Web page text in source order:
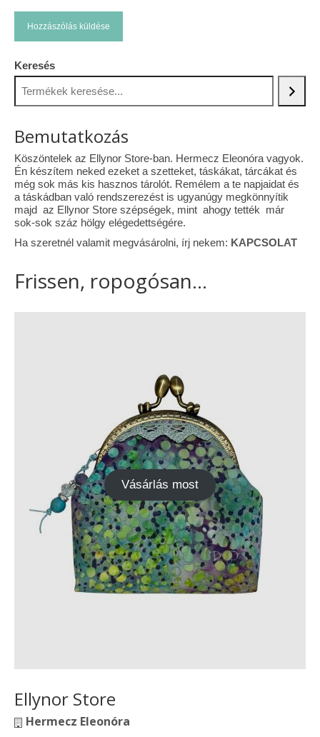
Keresés
Bemutatkozás
Köszöntelek az Ellynor Store-ban. Hermecz Eleonóra vagyok.
Én készítem neked ezeket a szetteket, táskákat, tárcákat és
még sok más kis hasznos tárolót. Remélem a te napjaidat és
a táskádban való rendszerezést is ugyanúgy megkönnyítik
majd az Ellynor Store szépségek, mint ahogy tették már
sok-sok száz hölgy elégedettségére.
Ha szeretnél valamit megvásárolni, írj nekem: KAPCSOLAT
Frissen, ropogósan...
Vásárlás most
Ellynor Store
Hermecz Eleonóra